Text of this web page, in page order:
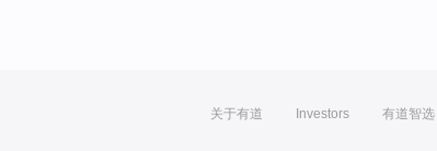
关于有道 Investors 有道智选